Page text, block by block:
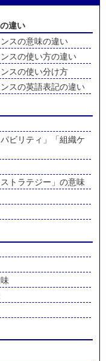
違い
スの意味の違い
スの使い方の違い
スの使い分け方
スの英語表記の違い
ビリティ」「組織ケ
トラテジー」の意味